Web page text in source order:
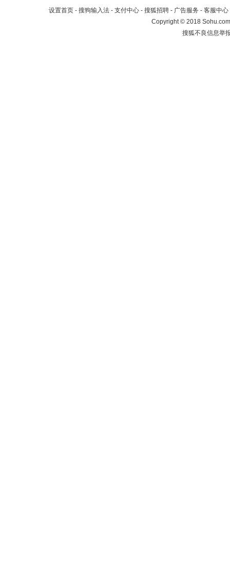
设置首页 - 搜狗输入法 - 支付中心 - 搜狐招聘 - 广告服务 - 客服中心
Copyright©2018
搜狐不良信息举